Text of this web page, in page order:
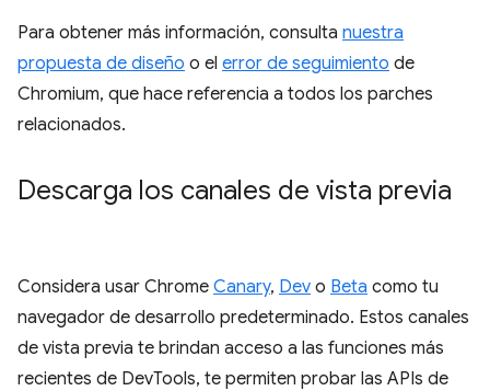
Para obtener más información, consulta nuestra
propuesta de diseño o el error de seguimiento de
Chromium, que hace referencia a todos los parches
relacionados.
Descarga los canales de vista previa
Considera usar Chrome Canary, Dev o Beta como tu
navegador de desarrollo predeterminado. Estos canales
de vista previa te brindan acceso a las funciones más
recientes de DevTools, te permiten probar las APIs de